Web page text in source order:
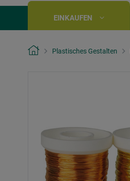
EINKAUFEN
Plastisches Gestalten